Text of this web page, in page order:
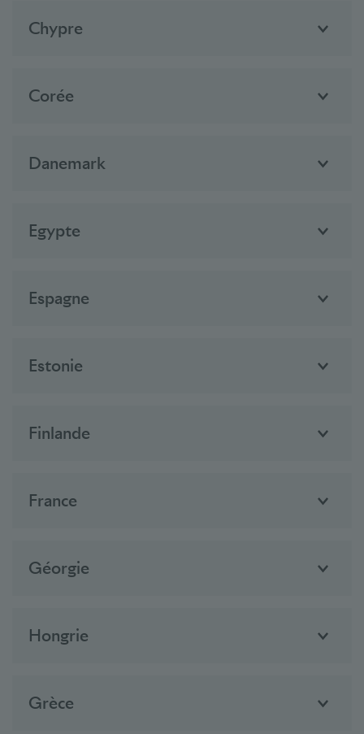
Chypre
Corée
Danemark
Egypte
Espagne
Estonie
Finlande
France
Géorgie
Hongrie
Grèce